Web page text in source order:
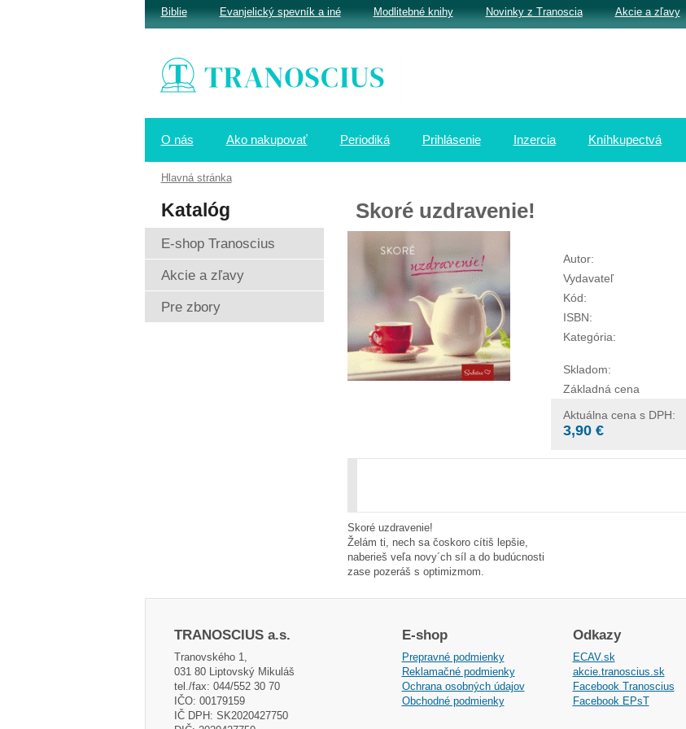
O nás Ako nakupovať Periodiká Prihlásenie Inzercia Kníhkupectvá
Skoré uzdravenie!
Autor:
Vydavateľ
Kód:
ISBN:
Kategória:
Skladom:
Základná cena
Aktuálna cena s DPH:
3,90 €
Skoré uzdravenie!
Želám ti, nech sa čoskoro cítiš lepšie,
naberieš veľa novy´ch síl a do budúcnosti
zase pozeráš s optimizmom.
Katalóg
E-shop Tranoscius
Akcie a zľavy
Pre zbory
TRANOSCIUS a.s.
Tranovského 1,
031 80 Liptovský Mikuláš
tel./fax: 044/552 30 70
IČO: 00179159
IČ DPH: SK2020427750
E-shop
Prepravné podmienky
Reklamačné podmienky
Ochrana osobných údajov
Obchodné podmienky
Odkazy
ECAV.sk
akcie.tranoscius.sk
Facebook Tranoscius
Facebook EPsT
Biblie Evanjelický spevník a iné Modlitebné knihy Novinky z Tranoscia Akcie a zľavy
Hlavná stránka